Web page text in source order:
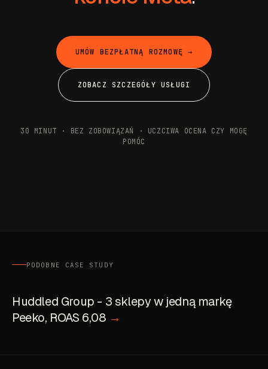
UMÓW BEZPŁATNĄ ROZMOWĘ →
ZOBACZ SZCZEGÓŁY USŁUGI
30 MINUT · BEZ ZOBOWIĄZAŃ · UCZCIWA OCENA CZY MOGĘ
POMÓC
PODOBNE CASE STUDY
Huddled Group - 3 sklepy w jedną markę
Peeko, ROAS 6,08 →